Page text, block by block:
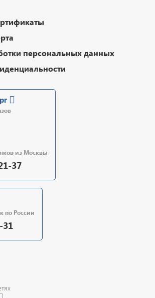
персональных данных
из Москвы
37
по России
31